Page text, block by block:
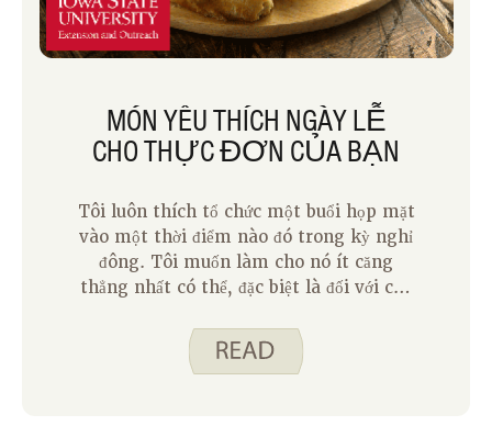
MÓN YÊU THÍCH NGÀY LỄ
CHO THỰC ĐƠN CỦA BẠN
Tôi luôn thích tổ chức một buổi họp mặt
vào một thời điểm nào đó trong kỳ nghỉ
đông. Tôi muốn làm cho nó ít căng
thẳng nhất có thể, đặc biệt là đối với các
nhiều hơn một lễ kỷ niệm. Vì vậy, tôi cố
gắng linh hoạt với thời gian trong ngày